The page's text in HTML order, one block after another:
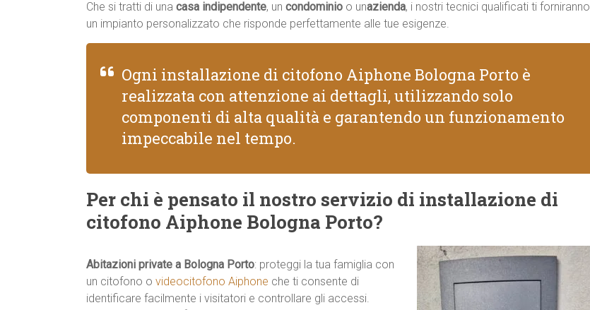
Che si tratti di una casa indipendente, un condominio o unazienda, i nostri tecnici qualificati ti forniranno
un impianto personalizzato che risponde perfettamente alle tue esigenze.
Ogni installazione di citofono Aiphone Bologna Porto è
realizzata con attenzione ai dettagli, utilizzando solo
componenti di alta qualità e garantendo un funzionamento
impeccabile nel tempo.
Per chi è pensato il nostro servizio di installazione di
citofono Aiphone Bologna Porto?
Abitazioni private a Bologna Porto: proteggi la tua famiglia con
un citofono o videocitofono Aiphone che ti consente di
identificare facilmente i visitatori e controllare gli accessi.